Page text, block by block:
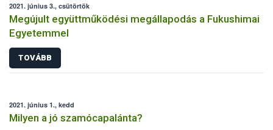
2021. június 3., csütörtök
Megújult együttműködési megállapodás a Fukushimai
Egyetemmel
TOVÁBB
2021. június 1., kedd
Milyen a jó szamócapalánta?